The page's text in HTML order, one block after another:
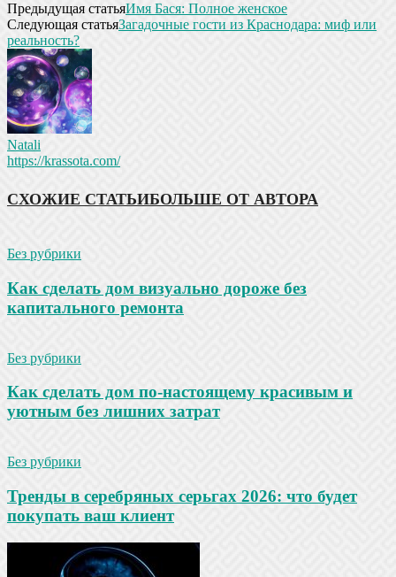
Предыдущая статьяИмя Бася: Полное женское
Следующая статьяЗагадочные гости из Краснодара: миф или
реальность?
Natali
https://krassota.com/
СХОЖИЕ СТАТЬИБОЛЬШЕ ОТ АВТОРА
Без рубрики
Как сделать дом визуально дороже без
капитального ремонта
Без рубрики
Как сделать дом по-настоящему красивым и
уютным без лишних затрат
Без рубрики
Тренды в серебряных серьгах 2026: что будет
покупать ваш клиент